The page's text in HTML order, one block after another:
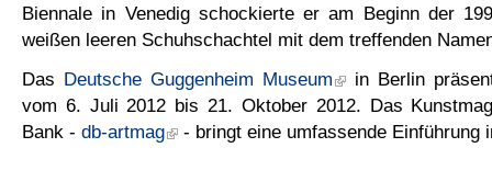
Biennale in Venedig schockierte er am Beginn der
weißen leeren Schuhschachtel mit dem treffenden
Das Deutsche Guggenheim Museum
in Berlin
vom 6. Juli 2012 bis 21. Oktober 2012. Das
Bank - db-artmag - bringt eine umfassende Einführung